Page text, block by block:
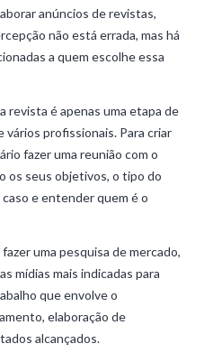
anúncios de revistas,
não está errada, mas há
a quem escolhe essa
revista é apenas uma etapa de
profissionais. Para criar
fazer uma reunião com o
os seus objetivos, o tipo do
e entender quem é o
uma pesquisa de mercado,
mídias mais indicadas para
que envolve o
elaboração de
alcançados.